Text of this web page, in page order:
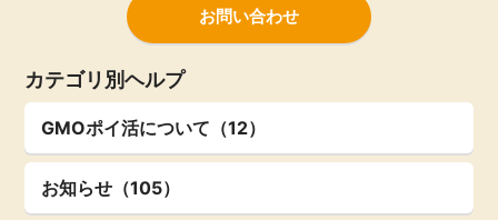
お問い合わせ
カテゴリ別ヘルプ
GMOポイ活について（12）
お知らせ（105）